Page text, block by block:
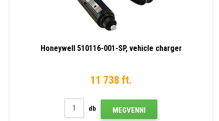
Honeywell 510116-001-SP, vehicle charger
11 738 ft.
db MEGVENNI